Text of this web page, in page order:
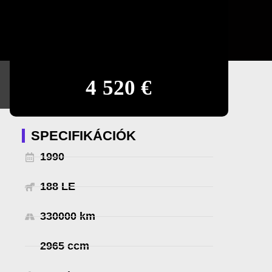
4 520 €
SPECIFIKÁCIÓK
1990
188 LE
330000 km
2965 ccm